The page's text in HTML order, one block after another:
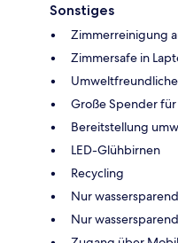
Sonstiges
Zimmerreinigung
Zimmersafe in
Große Spender
Bereitstellung
LED-Glühbirnen
Recycling
Nur
Nur